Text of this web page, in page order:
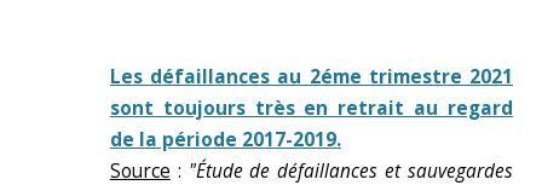
Les défaillances au 2éme trimestre 2021
sont toujours très en retrait au regard
de la période 2017-2019.
Source : "Étude de défaillances et sauvegardes